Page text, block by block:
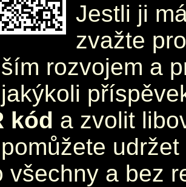
Jestli ji
zvažte
rozvojem a
kód a zvolit
všechny a bez